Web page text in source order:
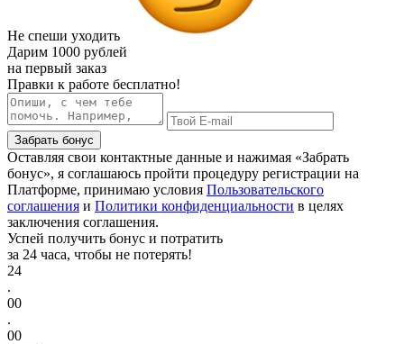
Не спеши уходить
Дарим 1000 рублей
на первый заказ
Правки к работе бесплатно!
Забрать бонус
Оставляя свои контактные данные и нажимая «Забрать
бонус», я соглашаюсь пройти процедуру регистрации на
Платформе, принимаю условия Пользовательского
соглашения и Политики конфиденциальности в целях
заключения соглашения.
Успей получить бонус и потратить
за 24 часа, чтобы не потерять!
24
.
00
.
00